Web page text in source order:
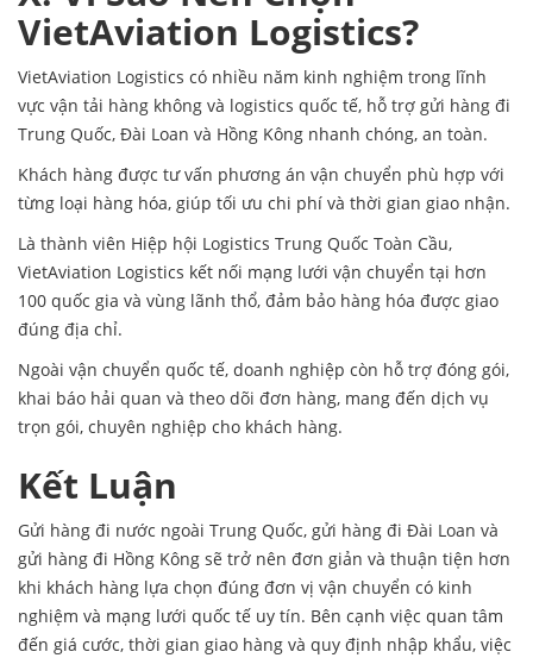
VietAviation Logistics?
VietAviation Logistics có nhiều năm kinh nghiệm trong lĩnh
vực vận tải hàng không và logistics quốc tế, hỗ trợ gửi hàng đi
Trung Quốc, Đài Loan và Hồng Kông nhanh chóng, an toàn.
Khách hàng được tư vấn phương án vận chuyển phù hợp với
từng loại hàng hóa, giúp tối ưu chi phí và thời gian giao nhận.
Là thành viên Hiệp hội Logistics Trung Quốc Toàn Cầu,
VietAviation Logistics kết nối mạng lưới vận chuyển tại hơn
100 quốc gia và vùng lãnh thổ, đảm bảo hàng hóa được giao
đúng địa chỉ.
Ngoài vận chuyển quốc tế, doanh nghiệp còn hỗ trợ đóng gói,
khai báo hải quan và theo dõi đơn hàng, mang đến dịch vụ
trọn gói, chuyên nghiệp cho khách hàng.
Kết Luận
Gửi hàng đi nước ngoài Trung Quốc, gửi hàng đi Đài Loan và
gửi hàng đi Hồng Kông sẽ trở nên đơn giản và thuận tiện hơn
khi khách hàng lựa chọn đúng đơn vị vận chuyển có kinh
nghiệm và mạng lưới quốc tế uy tín. Bên cạnh việc quan tâm
đến giá cước, thời gian giao hàng và quy định nhập khẩu, việc